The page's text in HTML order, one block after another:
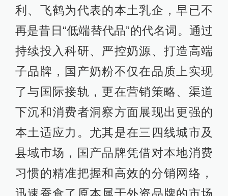
利、飞鹤为代表的本土乳企，早已不
再是昔日“低端替代品”的代名词。通过
持续投入科研、严控奶源、打造高端
子品牌，国产奶粉不仅在品质上实现
了与国际接轨，更在营销策略、渠道
下沉和消费者洞察方面展现出更强的
本土适应力。尤其是在三四线城市及
县域市场，国产品牌凭借对本地消费
习惯的精准把握和高效的分销网络，